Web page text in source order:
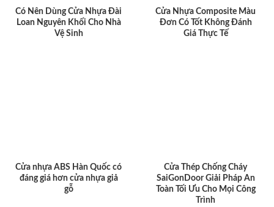
Có Nên Dùng Cửa Nhựa Đài
Loan Nguyên Khối Cho Nhà
Vệ Sinh
Cửa Nhựa Composite Màu
Đơn Có Tốt Không Đánh
Giá Thực Tế
Cửa nhựa ABS Hàn Quốc có
đáng giá hơn cửa nhựa giả
gỗ
Cửa Thép Chống Cháy
SaiGonDoor Giải Pháp An
Toàn Tối Ưu Cho Mọi Công
Trình